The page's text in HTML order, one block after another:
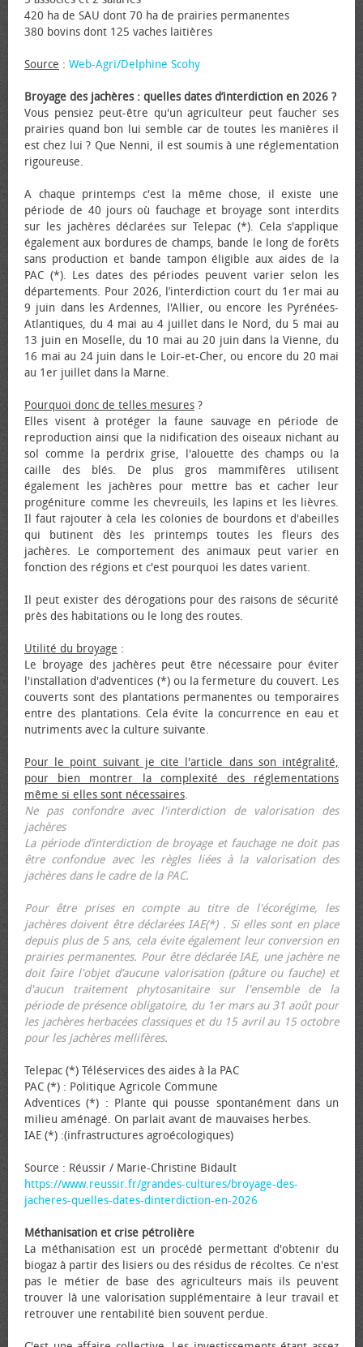
420 ha de SAU dont 70 ha de prairies permanentes
380 bovins dont 125 vaches laitières
Source : Web-Agri/Delphine Scohy
Broyage des jachères : quelles dates d’interdiction en 2026 ?
Vous pensiez peut-être qu'un agriculteur peut faucher ses
prairies quand bon lui semble car de toutes les manières il
est chez lui ? Que Nenni, il est soumis à une réglementation
rigoureuse.
A chaque printemps c'est la même chose, il existe une
période de 40 jours où fauchage et broyage sont interdits
sur les jachères déclarées sur Telepac (*). Cela s'applique
également aux bordures de champs, bande le long de forêts
sans production et bande tampon éligible aux aides de la
PAC (*). Les dates des périodes peuvent varier selon les
départements. Pour 2026, l’interdiction court du 1er mai au
9 juin dans les Ardennes, l'Allier, ou encore les Pyrénées-
Atlantiques, du 4 mai au 4 juillet dans le Nord, du 5 mai au
13 juin en Moselle, du 10 mai au 20 juin dans la Vienne, du
16 mai au 24 juin dans le Loir-et-Cher, ou encore du 20 mai
au 1er juillet dans la Marne.
Pourquoi donc de telles mesures ?
Elles visent à protéger la faune sauvage en période de
reproduction ainsi que la nidification des oiseaux nichant au
sol comme la perdrix grise, l'alouette des champs ou la
caille des blés. De plus gros mammifères utilisent
également les jachères pour mettre bas et cacher leur
progéniture comme les chevreuils, les lapins et les lièvres.
Il faut rajouter à cela les colonies de bourdons et d'abeilles
qui butinent dès les printemps toutes les fleurs des
jachères. Le comportement des animaux peut varier en
fonction des régions et c'est pourquoi les dates varient.
Il peut exister des dérogations pour des raisons de sécurité
près des habitations ou le long des routes.
Utilité du broyage :
Le broyage des jachères peut être nécessaire pour éviter
l'installation d'adventices (*) ou la fermeture du couvert. Les
couverts sont des plantations permanentes ou temporaires
entre des plantations. Cela évite la concurrence en eau et
nutriments avec la culture suivante.
Pour le point suivant je cite l'article dans son intégralité,
pour bien montrer la complexité des réglementations
même si elles sont nécessaires.
Ne pas confondre avec l'interdiction de valorisation des
jachères
La période d’interdiction de broyage et fauchage ne doit pas
être confondue avec les règles liées à la valorisation des
jachères dans le cadre de la PAC.
Pour être prises en compte au titre de l'écorégime, les
jachères doivent être déclarées IAE(*) . Si elles sont en place
depuis plus de 5 ans, cela évite également leur conversion en
prairies permanentes. Pour être déclarée IAE, une jachère ne
doit faire l'objet d’aucune valorisation (pâture ou fauche) et
d'aucun traitement phytosanitaire sur l'ensemble de la
période de présence obligatoire, du 1er mars au 31 août pour
les jachères herbacées classiques et du 15 avril au 15 octobre
pour les jachères mellifères.
Telepac (*) Téléservices des aides à la PAC
PAC (*) : Politique Agricole Commune
Adventices (*) : Plante qui pousse spontanément dans un
milieu aménagé. On parlait avant de mauvaises herbes.
IAE (*) :(infrastructures agroécologiques)
Source : Réussir / Marie-Christine Bidault
https://www.reussir.fr/grandes-cultures/broyage-des-
jacheres-quelles-dates-dinterdiction-en-2026
Méthanisation et crise pétrolière
La méthanisation est un procédé permettant d'obtenir du
biogaz à partir des lisiers ou des résidus de récoltes. Ce n'est
pas le métier de base des agriculteurs mais ils peuvent
trouver là une valorisation supplémentaire à leur travail et
retrouver une rentabilité bien souvent perdue.